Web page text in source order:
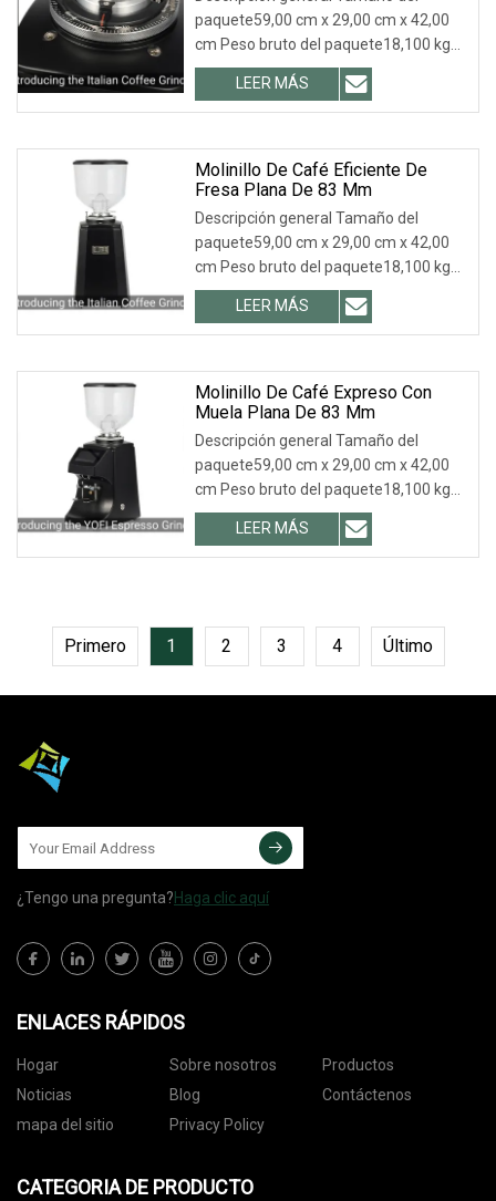
paquete59,00 cm x 29,00 cm x 42,00
cm Peso bruto del paquete18,100 kg
.lc-a-img { posició
LEER MÁS
Molinillo De Café Eficiente De
Fresa Plana De 83 Mm
Descripción general Tamaño del
paquete59,00 cm x 29,00 cm x 42,00
cm Peso bruto del paquete18,100 kg
.lc-a-img { posició
LEER MÁS
Molinillo De Café Expreso Con
Muela Plana De 83 Mm
Descripción general Tamaño del
paquete59,00 cm x 29,00 cm x 42,00
cm Peso bruto del paquete18,100 kg
.lc-a-img { posició
LEER MÁS
Primero 1 2 3 4 Último
¿Tengo una pregunta?Haga clic aquí
ENLACES RÁPIDOS
Hogar Sobre nosotros
Productos
Noticias
Blog
Contáctenos
mapa del sitio
Privacy Policy
CATEGORIA DE PRODUCTO